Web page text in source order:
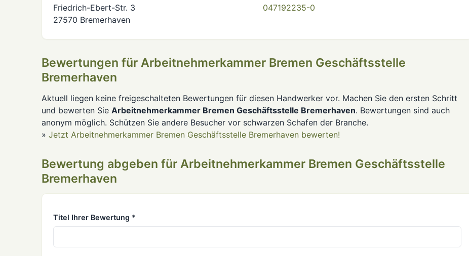
Friedrich-Ebert-Str. 3
27570 Bremerhaven
047192235-0
Bewertungen für Arbeitnehmerkammer Bremen Geschäftsstelle
Bremerhaven
Aktuell liegen keine freigeschalteten Bewertungen für diesen Handwerker vor. Machen Sie den ersten Schritt
und bewerten Sie Arbeitnehmerkammer Bremen Geschäftsstelle Bremerhaven. Bewertungen sind auch
anonym möglich. Schützen Sie andere Besucher vor schwarzen Schafen der Branche.
» Jetzt Arbeitnehmerkammer Bremen Geschäftsstelle Bremerhaven bewerten!
Bewertung abgeben für Arbeitnehmerkammer Bremen Geschäftsstelle
Bremerhaven
Titel Ihrer Bewertung *